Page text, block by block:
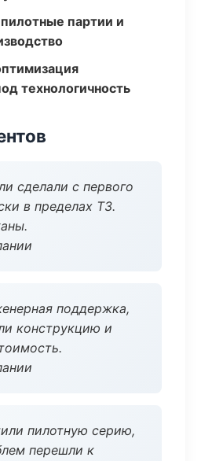
партии и
технологичность
сделали с первого
в пределах ТЗ.
поддержка,
конструкцию и
пилотную серию,
перешли к